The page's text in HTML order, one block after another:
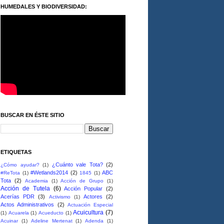
HUMEDALES Y BIODIVERSIDAD:
BUSCAR EN ÉSTE SITIO
ETIQUETAS
¿Cómo ayudar? (1) ¿Cuánto vale Tota? (2)
#ReTota (1) #Wetlands2014 (2) 1845 (1) ABC
Tota (2) Academia (1) Acción de Grupo (1)
Acción de Tutela (6) Acción Popular (2)
Acerías PDR
(3) Activismo (1) Actores
(2)
Actos Administrativos
(2)
Actuación Especial
(1) Acuarela (1) Acueducto (1) Acuicultura (7)
Acuinar (1) Adeline Mertenat (1) Adenda
(1)